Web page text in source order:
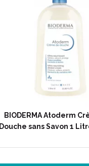
BIODERMA Atoderm
Douche sans Savon 1